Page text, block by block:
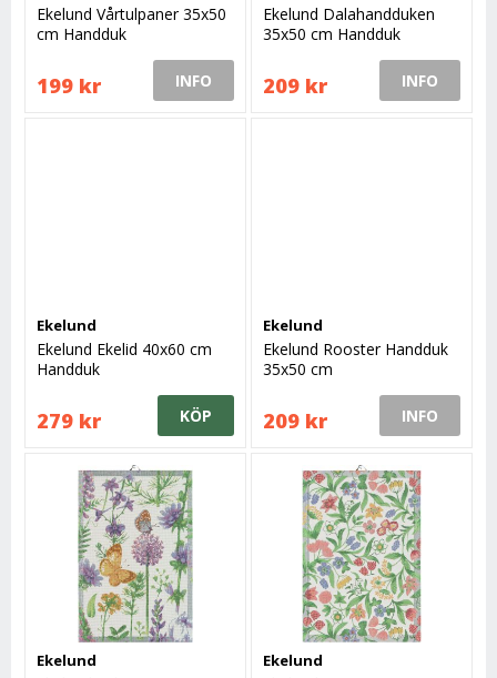
Ekelund Vårtulpaner 35x50
cm Handduk
199 kr INFO
Ekelund Dalahandduken
35x50 cm Handduk
209 kr INFO
Ekelund
Ekelund Ekelid 40x60 cm
Handduk
279 kr KÖP
Ekelund
Ekelund Rooster Handduk
35x50 cm
209 kr INFO
Ekelund Ekelund